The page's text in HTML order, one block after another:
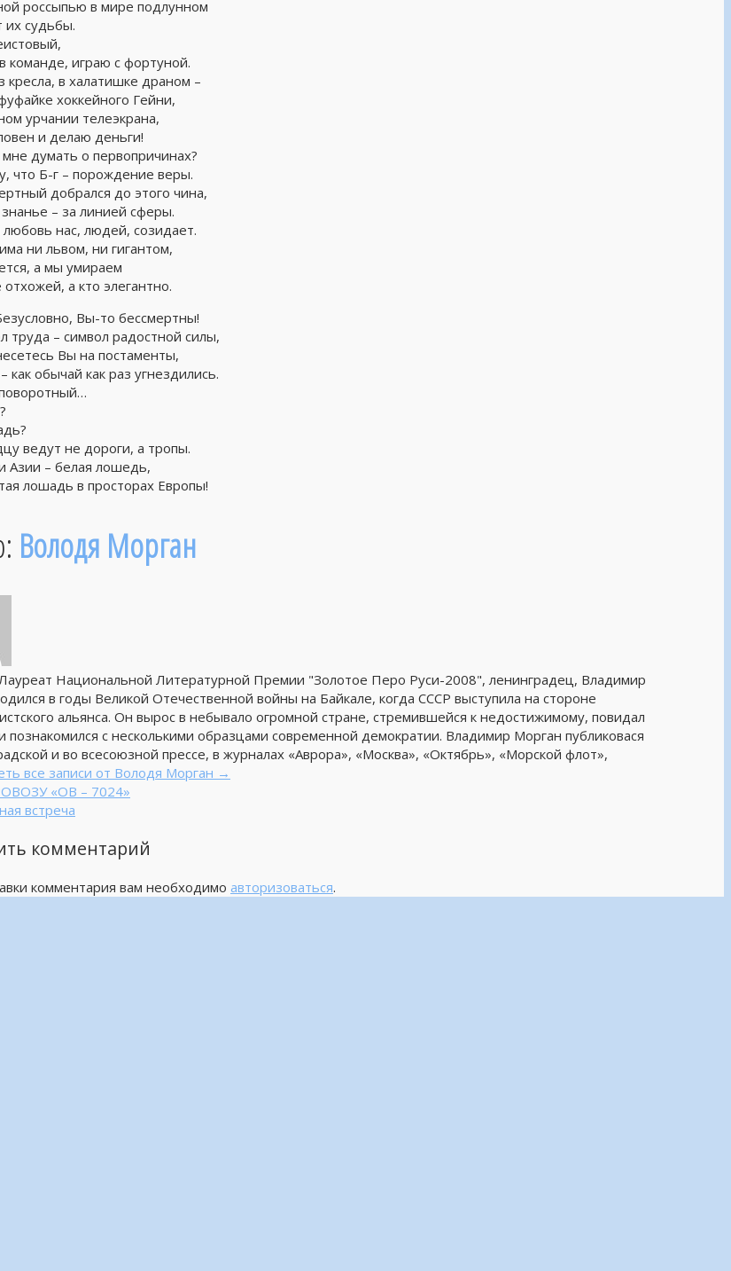
россыпью в мире подлунном
их судьбы.
команде, играю с фортуной.
кресла, в халатишке драном –
хоккейного Гейни,
урчании телеэкрана,
и делаю деньги!
думать о первопричинах?
что Б-г – порождение веры.
добрался до этого чина,
– за линией сферы.
любовь нас, людей, созидает.
ни львом, ни гигантом,
а мы умираем
отхожей, а кто элегантно.
Вы-то бессмертны!
труда – символ радостной силы,
Вы на постаменты,
как обычай как раз угнездились.
ведут не дороги, а тропы.
Азии – белая лошедь,
лошадь в просторах Европы!
Володя Морган
Национальной Литературной Премии "Золотое Перо Руси-2008", ленинградец, Владимир
в годы Великой Отечественной войны на Байкале, когда СССР выступила на стороне
альянса. Он вырос в небывало огромной стране, стремившейся к недостижимому, повидал
познакомился с несколькими образцами современной демократии. Владимир Морган публиковася
и во всесоюзной прессе, в журналах «Аврора», «Москва», «Октябрь», «Морской флот»,
все записи от Володя Морган →
«ОВ – 7024»
встреча
комментарий
комментария вам необходимо авторизоваться.